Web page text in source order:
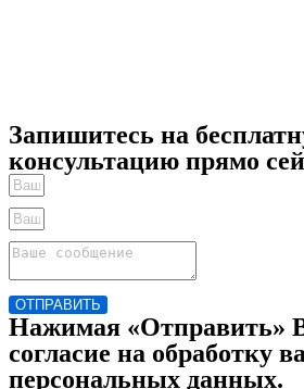
Запишитесь на
консультацию прямо
ОТПРАВИТЬ
Нажимая «Отправить»
согласие на обработку
персональных данных.